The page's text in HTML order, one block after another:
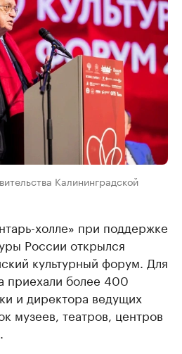
Калининградской
холле» при поддержке
России открылся
культурный форум. Для
приехали более 400
и директора ведущих
музеев, театров, центров